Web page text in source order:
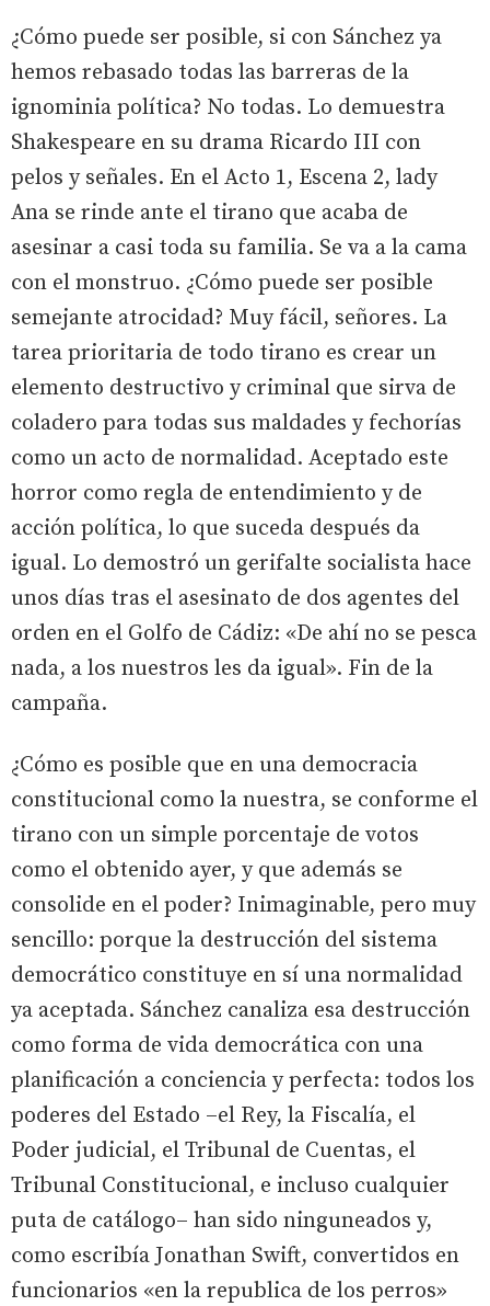
¿Cómo puede ser posible, si con Sánchez ya
hemos rebasado todas las barreras de la
ignominia política? No todas. Lo demuestra
Shakespeare en su drama Ricardo III con
pelos y señales. En el Acto 1, Escena 2, lady
Ana se rinde ante el tirano que acaba de
asesinar a casi toda su familia. Se va a la cama
con el monstruo. ¿Cómo puede ser posible
semejante atrocidad? Muy fácil, señores. La
tarea prioritaria de todo tirano es crear un
elemento destructivo y criminal que sirva de
coladero para todas sus maldades y fechorías
como un acto de normalidad. Aceptado este
horror como regla de entendimiento y de
acción política, lo que suceda después da
igual. Lo demostró un gerifalte socialista hace
unos días tras el asesinato de dos agentes del
orden en el Golfo de Cádiz: «De ahí no se pesca
nada, a los nuestros les da igual». Fin de la
campaña.
¿Cómo es posible que en una democracia
constitucional como la nuestra, se conforme el
tirano con un simple porcentaje de votos
como el obtenido ayer, y que además se
consolide en el poder? Inimaginable, pero muy
sencillo: porque la destrucción del sistema
democrático constituye en sí una normalidad
ya aceptada. Sánchez canaliza esa destrucción
como forma de vida democrática con una
planificación a conciencia y perfecta: todos los
poderes del Estado –el Rey, la Fiscalía, el
Poder judicial, el Tribunal de Cuentas, el
Tribunal Constitucional, e incluso cualquier
puta de catálogo– han sido ninguneados y,
como escribía Jonathan Swift, convertidos en
funcionarios «en la republica de los perros»